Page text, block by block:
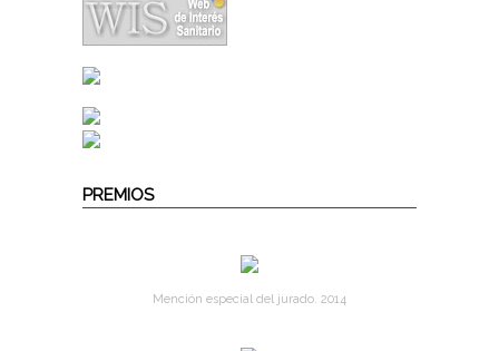
PREMIOS
Mención especial del jurado. 2014